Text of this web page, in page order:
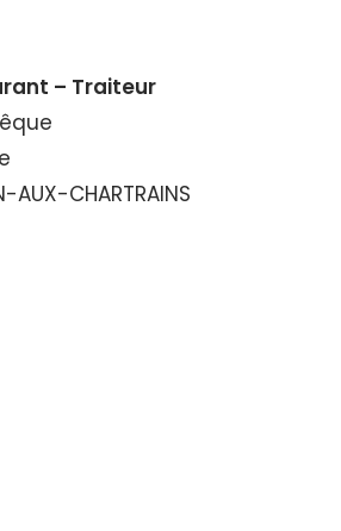
– Traiteur
AUX-CHARTRAINS